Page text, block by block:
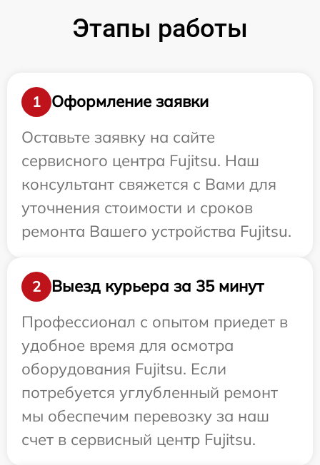
Этапы работы
1
Оформление заявки
Оставьте заявку на сайте
сервисного центра Fujitsu. Наш
консультант свяжется с Вами для
уточнения стоимости и сроков
ремонта Вашего устройства Fujitsu.
2
Выезд курьера за 35 минут
Профессионал с опытом приедет в
удобное время для осмотра
оборудования Fujitsu. Если
потребуется углубленный ремонт
мы обеспечим перевозку за наш
счет в сервисный центр Fujitsu.